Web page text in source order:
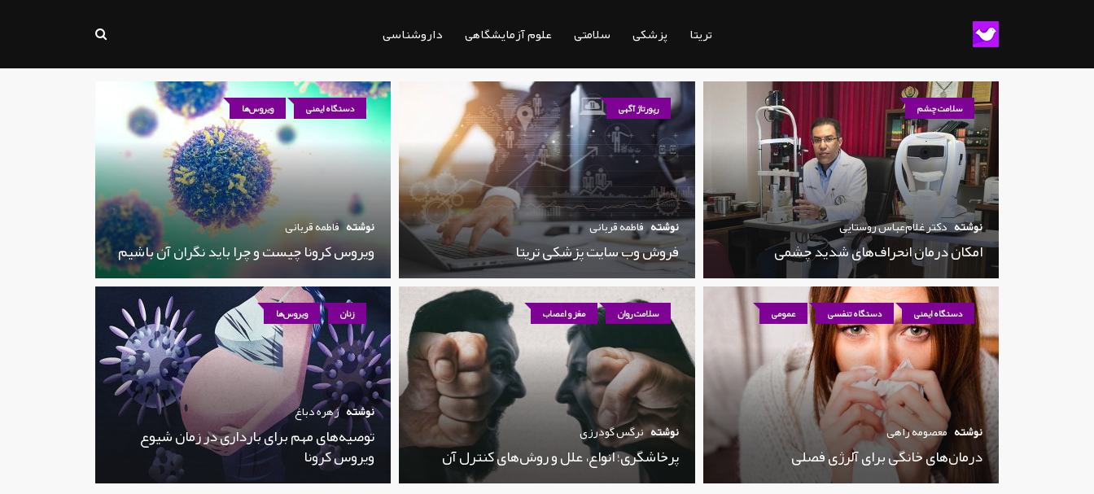
تریتا پزشکی سلامتی علوم آزمایشگاهی داروشناسی
سلامت چشم
نوشته دکتر غلام‌عباس روستایی
امکان درمان انحراف‌های شدید چشمی
رپورتاژ آگهی
نوشته فاطمه قربانی
فروش وب سایت پزشکی تریتا
دستگاه ایمنی ویروس‌ها
نوشته فاطمه قربانی
ویروس کرونا چیست و چرا باید نگران آن باشیم
دستگاه ایمنی دستگاه تنفسی عمومی
نوشته معصومه راهی
درمان‌های خانگی برای آلرژی فصلی
سلامت روان مغز و اعصاب
نوشته نرگس گودرزی
پرخاشگری؛ انواع، علل و روش‌های کنترل آن
زنان ویروس‌ها
نوشته زهره دباغ
توصیه‌های مهم برای بارداری در زمان شیوع
ویروس کرونا